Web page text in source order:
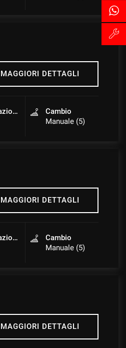
MAGGIORI DETTAGLI
Alimentazione
Cambio
Manuale (5)
MAGGIORI DETTAGLI
Alimentazione
Cambio
Manuale (5)
MAGGIORI DETTAGLI